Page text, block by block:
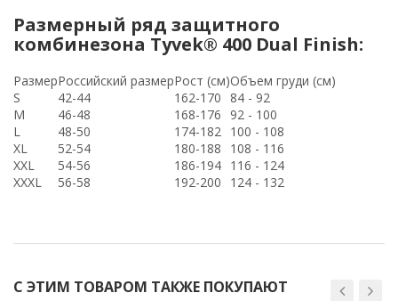
Размерный ряд защитного
комбинезона Tyvek® 400 Dual Finish:
РазмерРоссийский размерРост (см)Объем груди (см)
S
42-44 162-170
84 - 92
M
46-48 168-176
92 - 100
L
48-50 174-182
100 - 108
XL
52-54 180-188
108 - 116
XXL
54-56 186-194 116 - 124
XXXL
56-58 192-200 124 - 132
С ЭТИМ ТОВАРОМ ТАКЖЕ ПОКУПАЮТ